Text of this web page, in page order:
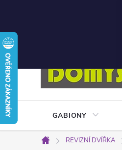
Přejít
na
obsah
GABIONY
Domů
REVIZNÍ DVÍŘKA